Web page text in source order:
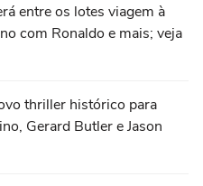
entre os lotes viagem à
com Ronaldo e mais; veja
thriller histórico para
Gerard Butler e Jason